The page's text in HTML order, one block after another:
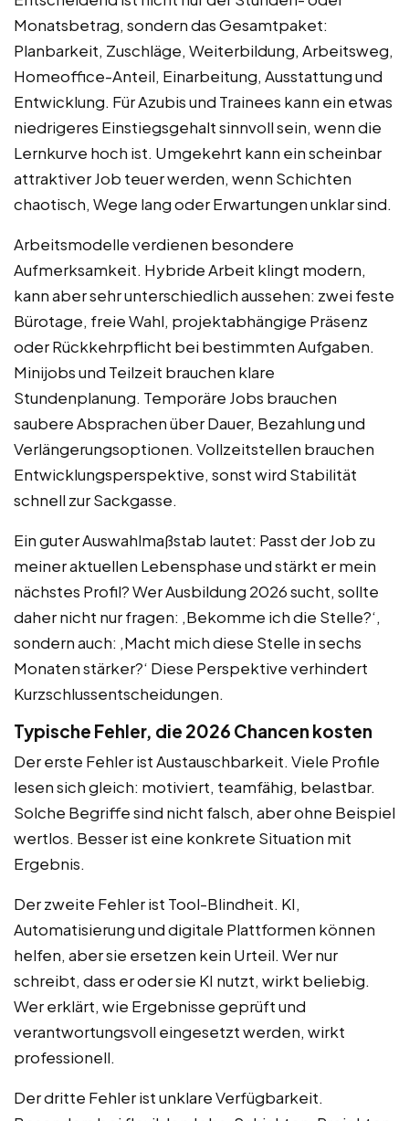
Monatsbetrag, sondern das Gesamtpaket:
Planbarkeit, Zuschläge, Weiterbildung, Arbeitsweg,
Homeoffice-Anteil, Einarbeitung, Ausstattung und
Entwicklung. Für Azubis und Trainees kann ein etwas
niedrigeres Einstiegsgehalt sinnvoll sein, wenn die
Lernkurve hoch ist. Umgekehrt kann ein scheinbar
attraktiver Job teuer werden, wenn Schichten
chaotisch, Wege lang oder Erwartungen unklar sind.
Arbeitsmodelle verdienen besondere
Aufmerksamkeit. Hybride Arbeit klingt modern,
kann aber sehr unterschiedlich aussehen: zwei feste
Bürotage, freie Wahl, projektabhängige Präsenz
oder Rückkehrpflicht bei bestimmten Aufgaben.
Minijobs und Teilzeit brauchen klare
Stundenplanung. Temporäre Jobs brauchen
saubere Absprachen über Dauer, Bezahlung und
Verlängerungsoptionen. Vollzeitstellen brauchen
Entwicklungsperspektive, sonst wird Stabilität
schnell zur Sackgasse.
Ein guter Auswahlmaßstab lautet: Passt der Job zu
meiner aktuellen Lebensphase und stärkt er mein
nächstes Profil? Wer Ausbildung 2026 sucht, sollte
daher nicht nur fragen: ‚Bekomme ich die Stelle?‘,
sondern auch: ‚Macht mich diese Stelle in sechs
Monaten stärker?‘ Diese Perspektive verhindert
Kurzschlussentscheidungen.
Typische Fehler, die 2026 Chancen kosten
Der erste Fehler ist Austauschbarkeit. Viele Profile
lesen sich gleich: motiviert, teamfähig, belastbar.
Solche Begriffe sind nicht falsch, aber ohne Beispiel
wertlos. Besser ist eine konkrete Situation mit
Ergebnis.
Der zweite Fehler ist Tool-Blindheit. KI,
Automatisierung und digitale Plattformen können
helfen, aber sie ersetzen kein Urteil. Wer nur
schreibt, dass er oder sie KI nutzt, wirkt beliebig.
Wer erklärt, wie Ergebnisse geprüft und
verantwortungsvoll eingesetzt werden, wirkt
professionell.
Der dritte Fehler ist unklare Verfügbarkeit.